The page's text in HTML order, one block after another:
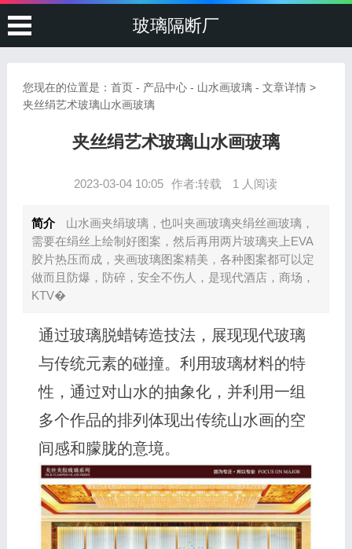
玻璃隔断厂
您现在的位置是： 首页- 产品中心- 山水画玻璃- 文章详情 >
夹丝绢艺术玻璃山水画玻璃
夹丝绢艺术玻璃山水画玻璃
2023-03-04 10:05 作者:转载 1 人阅读
简介
山水画夹绢玻璃，也叫夹画玻璃夹绢丝画玻璃，
需要在绢丝上绘制好图案，然后再用两片玻璃夹上EVA
胶片热压而成，夹画玻璃图案精美，各种图案都可以定
做而且防爆，防碎，安全不伤人，是现代酒店，商场，
KTV�
通过玻璃脱蜡铸造技法，展现现代玻璃
与传统元素的碰撞。利用玻璃材料的特
性，通过对山水的抽象化，并利用一组
多个作品的排列体现出传统山水画的空
间感和朦胧的意境。